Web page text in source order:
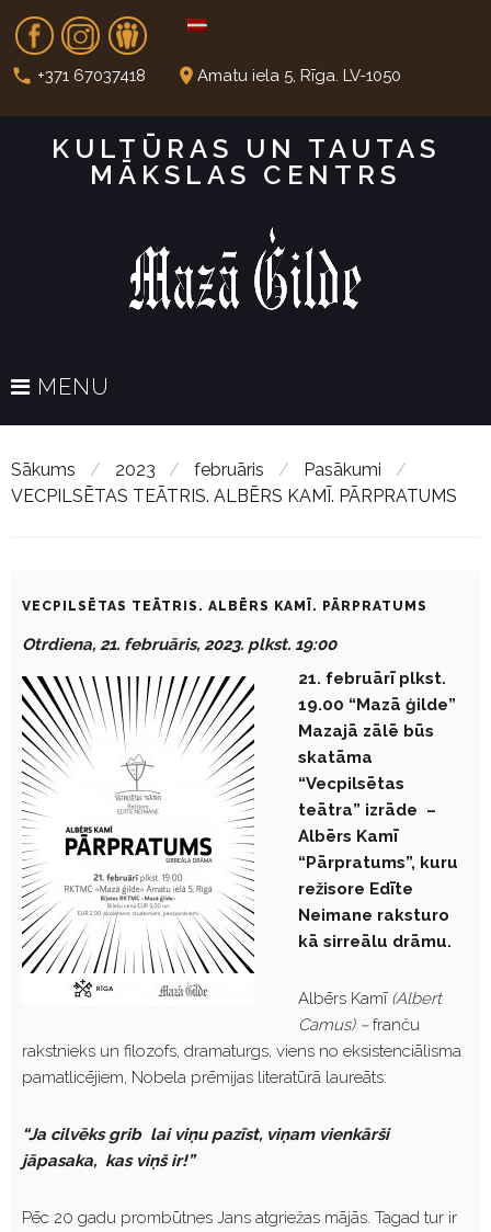
t
Fb In Dr
call +371 67037418 place Amatu iela 5, Rīga. LV-1050
KULTŪRAS UN TAUTAS
MĀKSLAS CENTRS
MENU
Sākums / 2023 / februāris / Pasākumi
/
VECPILSĒTAS TEĀTRIS. ALBĒRS KAMĪ. PĀRPRATUMS
VECPILSĒTAS TEĀTRIS. ALBĒRS KAMĪ. PĀRPRATUMS
Otrdiena, 21. februāris, 2023. plkst. 19:00
21. februārī plkst.
19.00 “Mazā ģilde”
Mazajā zālē būs
skatāma
“Vecpilsētas
teātra” izrāde –
Albērs Kamī
“Pārpratums”, kuru
režisore Edīte
Neimane raksturo
kā sirreālu drāmu.
Albērs Kamī(Albert
Camus) –franču
rakstnieks un filozofs, dramaturgs, viens no eksistenciālisma
pamatlicējiem, Nobela prēmijas literatūrā laureāts:
“Ja cilvēks grib lai viņu pazīst, viņam vienkārši
jāpasaka, kas viņš ir!”
Pēc 20 gadu prombūtnes Jans atgriežas mājās. Tagad tur ir